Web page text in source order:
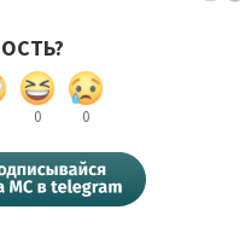
0 0